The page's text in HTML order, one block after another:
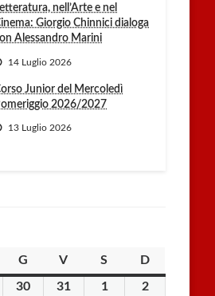
nell’Arte e nel
Giorgio Chinnici dialoga
Alessandro Marini
14 Luglio 2026
Junior del Mercoledì
2026/2027
13 Luglio 2026
G giovedì
V venerdì
S sabatoDdomenica
30 31 11
22